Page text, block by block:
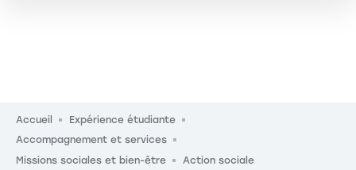
Fil d'Ariane
Accueil
Expérience étudiante
Accompagnement et services
Missions sociales et bien-être
Action sociale